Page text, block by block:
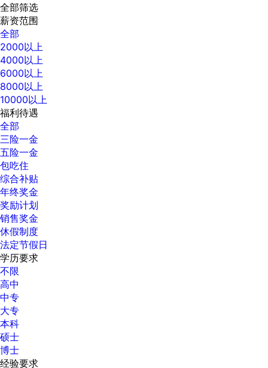
全部筛选
薪资范围
全部
2000以上
4000以上
6000以上
8000以上
10000以上
福利待遇
全部
三险一金
五险一金
包吃住
综合补贴
年终奖金
奖励计划
销售奖金
休假制度
法定节假日
学历要求
不限
高中
中专
大专
本科
硕士
博士
经验要求